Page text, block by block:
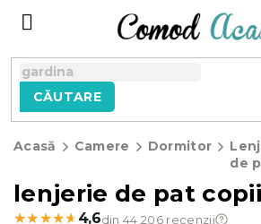
CĂUTARE
Acasă Camere Dormitor
de
lenjerie de pat copii
★★★★★
★★★★★ 4,6din 44 206 recenzii